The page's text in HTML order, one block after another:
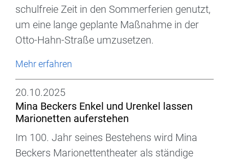
schulfreie Zeit in den Sommerferien genutzt,
um eine lange geplante Maßnahme in der
Otto-Hahn-Straße umzusetzen.
Mehr erfahren
20.10.2025
Mina Beckers Enkel und Urenkel lassen
Marionetten auferstehen
Im 100. Jahr seines Bestehens wird Mina
Beckers Marionettentheater als ständige